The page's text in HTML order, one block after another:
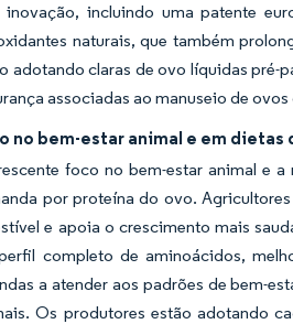
inovação, incluindo uma patente
naturais, que também
adotando claras de ovo líquidas pré-
associadas ao manuseio de
no bem-estar animal e em
foco no bem-estar animal e
por proteína do ovo.
e apoia o crescimento mais
completo de aminoácidos,
a atender aos padrões de bem-
Os produtores estão adotando